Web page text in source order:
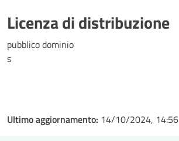
Licenza di distribuzione
pubblico dominio
s
Ultimo aggiornamento: 14/10/2024, 14:56